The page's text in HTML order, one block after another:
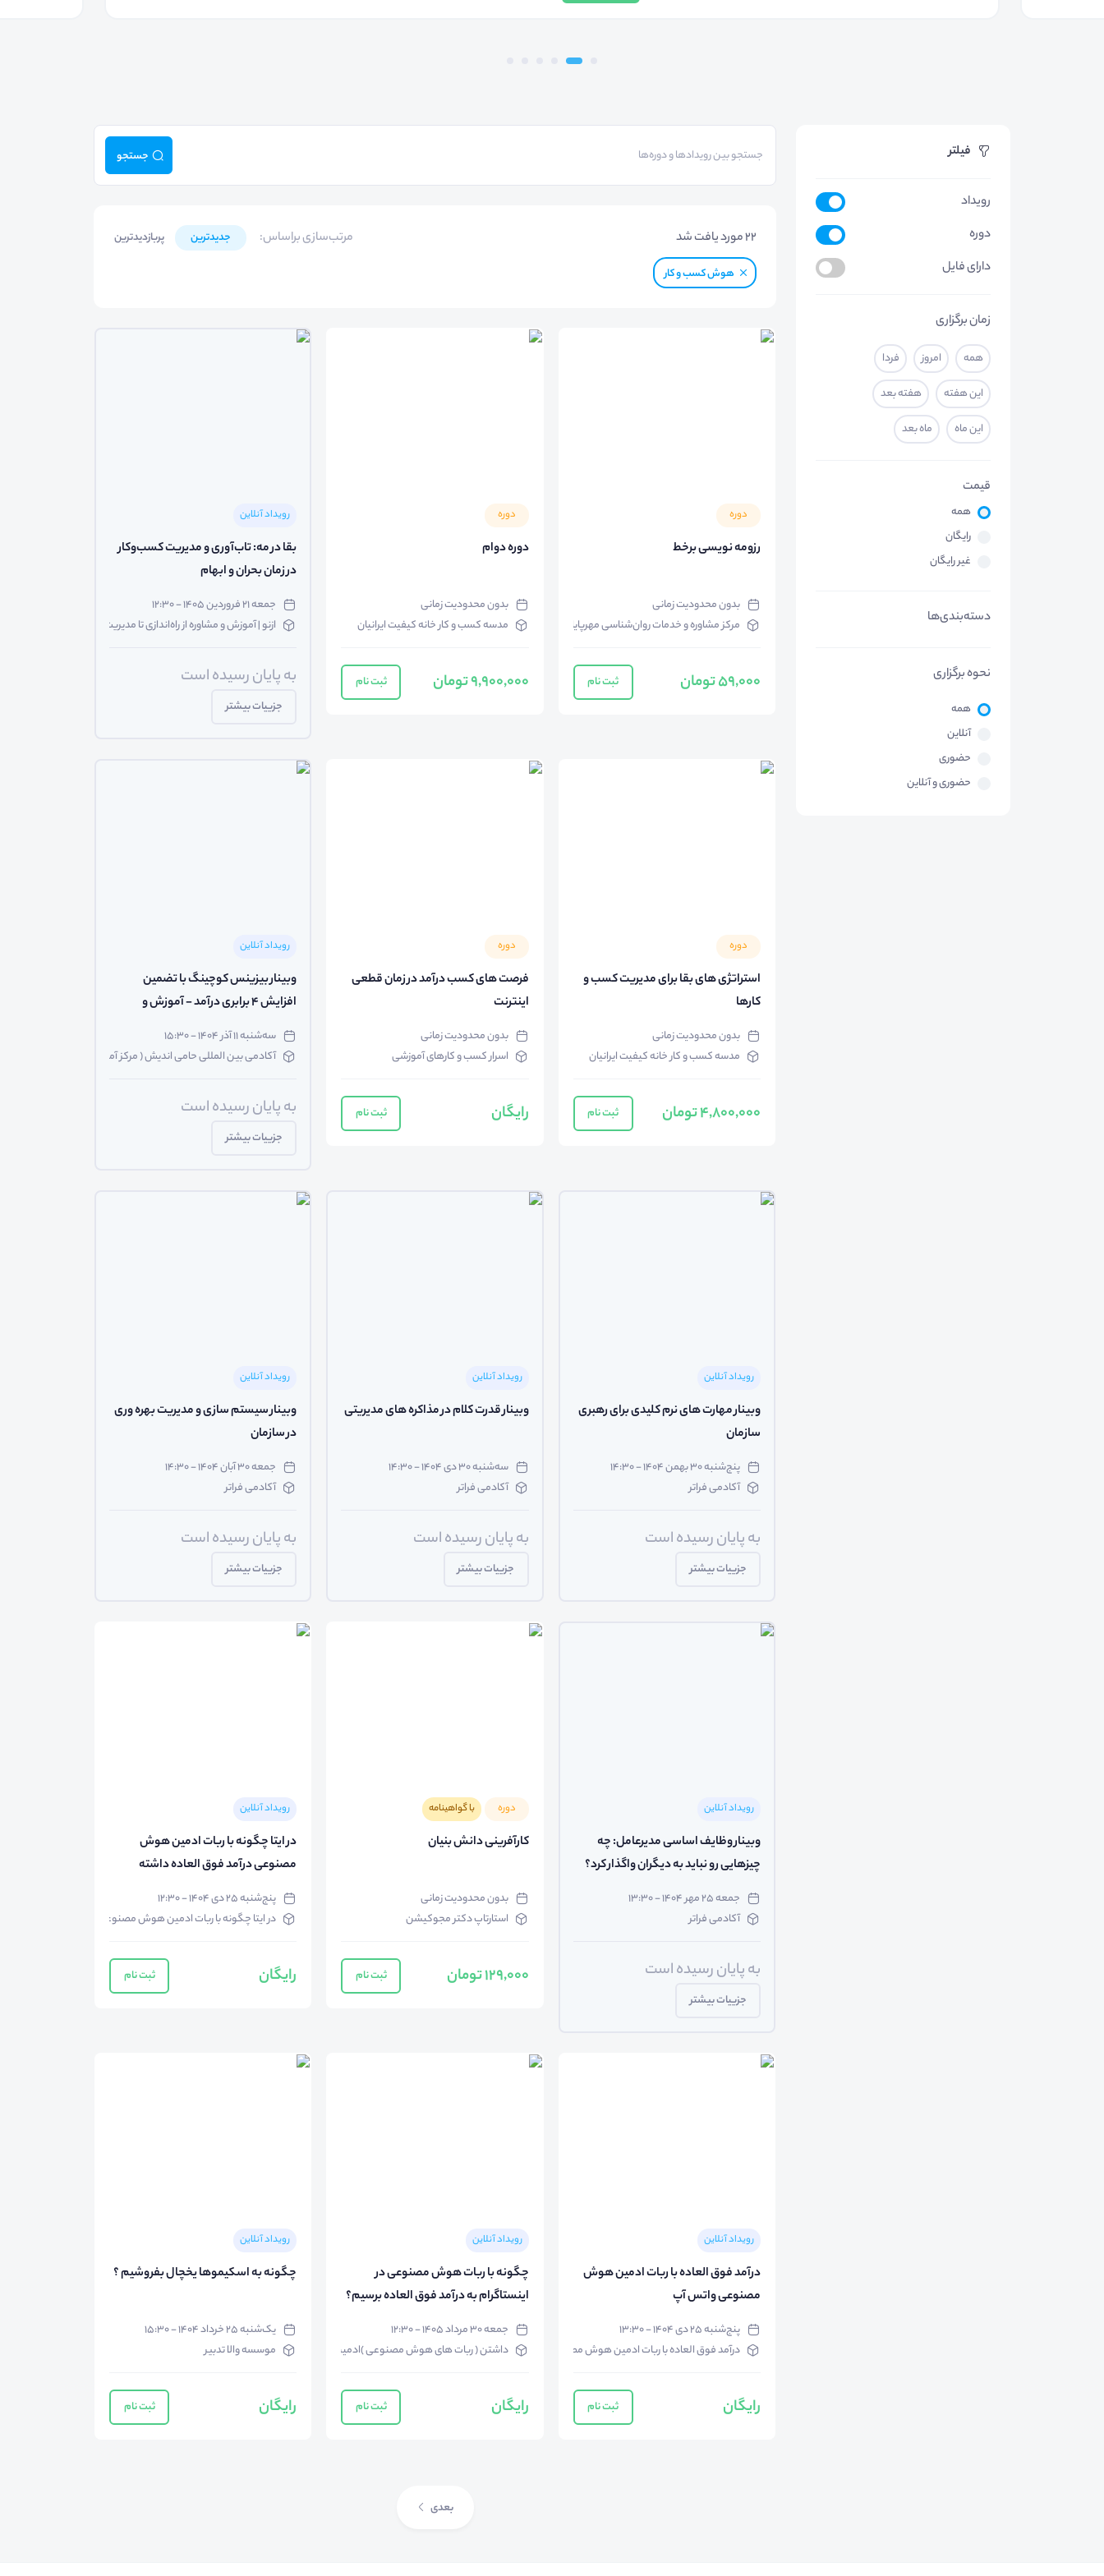
فیلتر
رویداد
دوره
دارای فایل
زمان برگزاری
همه امروز فردا
این هفته هفته بعد
این ماه ماه بعد
قیمت
همه
رایگان
غیر رایگان
دسته‌بندی‌ها
نحوه برگزاری
همه
آنلاین
حضوری
حضوری و آنلاین
جستجو
22مورد یافت شد مرتب‌سازی براساس: جدیدترین پربازدیدترین
هوش کسب و کار
دوره
رزومه نویسی برخط
بدون محدودیت زمانی
مرکز مشاوره و خدمات روان‌شناسی مهرپایا
59,000 تومان ثبت نام
دوره
دوره دوام
بدون محدودیت زمانی
مدسه کسب و کار خانه کیفیت ایرانیان
9,900,000 تومان ثبت نام
رویداد آنلاین
بقا در مه: تاب‌آوری و مدیریت کسب‌وکار
در زمان بحران و ابهام
جمعه ۲۱ فروردین ۱۴۰۵ - ۱۲:۳۰
ازنو | آموزش و مشاوره از راه‌اندازی تا مدیریت و تحول کسب‌وکار
به پایان رسیده است
جزییات بیشتر
دوره
استراتژی های بقا برای مدیریت کسب و
کارها
بدون محدودیت زمانی
مدسه کسب و کار خانه کیفیت ایرانیان
4,800,000 تومان ثبت نام
دوره
فرصت های کسب درآمد در زمان قطعی
اینترنت
بدون محدودیت زمانی
اسرار کسب و کارهای آموزشی
رایگان ثبت نام
رویداد آنلاین
وبینار بیزینس کوچینگ با تضمین
افزایش 4 برابری درآمد - آموزش و
معارفه
سه‌شنبه ۱۱ آذر ۱۴۰۴ - ۱۵:۳۰
آکادمی بین المللی حامی اندیش ( مرکز آموزش شخصیت شناسی و
به پایان رسیده است
جزییات بیشتر
رویداد آنلاین
وبینار مهارت های نرم کلیدی برای رهبری
سازمان
پنج‌شنبه ۳۰ بهمن ۱۴۰۴ - ۱۴:۳۰
آکادمی فراتر
به پایان رسیده است
جزییات بیشتر
رویداد آنلاین
وبینار قدرت کلام در مذاکره های مدیریتی
سه‌شنبه ۳۰ دی ۱۴۰۴ - ۱۴:۳۰
آکادمی فراتر
به پایان رسیده است
جزییات بیشتر
رویداد آنلاین
وبینار سیستم سازی و مدیریت بهره وری
در سازمان
جمعه ۳۰ آبان ۱۴۰۴ - ۱۴:۳۰
آکادمی فراتر
به پایان رسیده است
جزییات بیشتر
رویداد آنلاین
وبینار وظایف اساسی مدیرعامل: چه
چیزهایی رو نباید به دیگران واگذار کرد؟
جمعه ۲۵ مهر ۱۴۰۴ - ۱۳:۳۰
آکادمی فراتر
به پایان رسیده است
جزییات بیشتر
دوره با گواهینامه
کارآفرینی دانش بنیان
بدون محدودیت زمانی
استارتاپ دکتر مجوکیشن
129,000 تومان ثبت نام
رویداد آنلاین
در ایتا چگونه با ربات ادمین هوش
مصنوعی درآمد فوق العاده داشته
باشیم؟
پنج‌شنبه ۲۵ دی ۱۴۰۴ - ۱۲:۳۰
در ایتا چگونه با ربات ادمین هوش مصنوعی درآمد فوق العاده
رایگان ثبت نام
رویداد آنلاین
درآمد فوق العاده با ربات ادمین هوش
مصنوعی واتس آپ
پنج‌شنبه ۲۵ دی ۱۴۰۴ - ۱۳:۳۰
درآمد فوق العاده با ربات ادمین هوش مصنوعی واتس آپ
رایگان ثبت نام
رویداد آنلاین
چگونه با ربات هوش مصنوعی در
اینستاگرام به درآمد فوق العاده برسیم؟
جمعه ۳۰ مرداد ۱۴۰۵ - ۱۲:۳۰
داشتن ( ربات های هوش مصنوعی )ادمین های هوشمند در ۸پلتفرم بدون نیاز به انسان
رایگان ثبت نام
رویداد آنلاین
چگونه به اسکیموها یخچال بفروشیم ؟
یک‌شنبه ۲۵ خرداد ۱۴۰۴ - ۱۵:۳۰
موسسه والا تدبیر
رایگان ثبت نام
بعدی